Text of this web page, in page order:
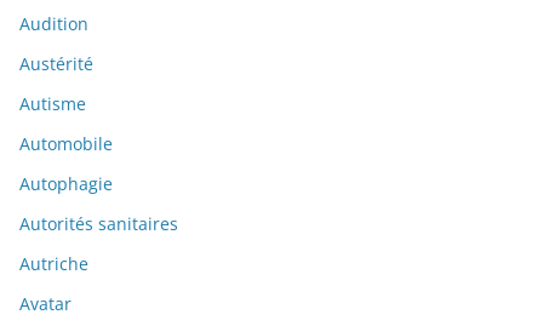
Audition
Austérité
Autisme
Automobile
Autophagie
Autorités sanitaires
Autriche
Avatar